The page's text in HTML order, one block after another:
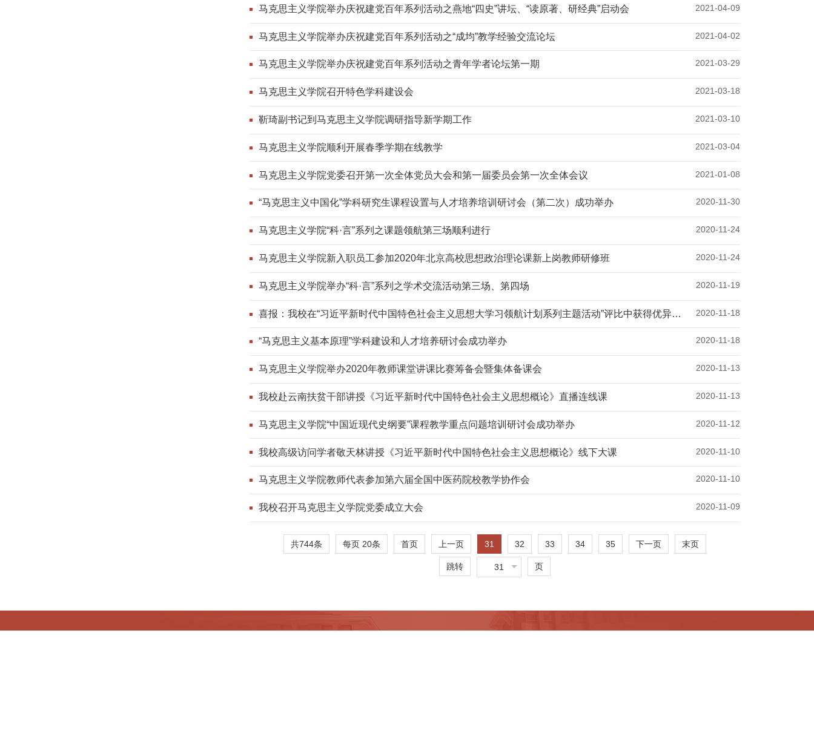
马克思主义学院举办庆祝建党百年系列活动之燕地“四史”讲坛、“读原著、研经典”启动会 2021-04-09
马克思主义学院举办庆祝建党百年系列活动之“成均”教学经验交流论坛 2021-04-02
马克思主义学院举办庆祝建党百年系列活动之青年学者论坛第一期 2021-03-29
马克思主义学院召开特色学科建设会 2021-03-18
靳琦副书记到马克思主义学院调研指导新学期工作 2021-03-10
马克思主义学院顺利开展春季学期在线教学 2021-03-04
马克思主义学院党委召开第一次全体党员大会和第一届委员会第一次全体会议 2021-01-08
“马克思主义中国化”学科研究生课程设置与人才培养培训研讨会（第二次）成功举办 2020-11-30
马克思主义学院“科·言”系列之课题领航第三场顺利进行 2020-11-24
马克思主义学院新入职员工参加2020年北京高校思想政治理论课新上岗教师研修班 2020-11-24
马克思主义学院举办“科·言”系列之学术交流活动第三场、第四场 2020-11-19
喜报：我校在“习近平新时代中国特色社会主义思想大学习领航计划系列主题活动”评比中获得优异成
绩
2020-11-18
“马克思主义基本原理”学科建设和人才培养研讨会成功举办 2020-11-18
马克思主义学院举办2020年教师课堂讲课比赛筹备会暨集体备课会 2020-11-13
我校赴云南扶贫干部讲授《习近平新时代中国特色社会主义思想概论》直播连线课 2020-11-13
马克思主义学院“中国近现代史纲要”课程教学重点问题培训研讨会成功举办 2020-11-12
我校高级访问学者敬天林讲授《习近平新时代中国特色社会主义思想概论》线下大课 2020-11-10
马克思主义学院教师代表参加第六届全国中医药院校教学协作会 2020-11-10
我校召开马克思主义学院党委成立大会 2020-11-09
共744条 每页 20条 首页 上一页 31 32 33 34 35 下一页 末页
跳转 31 页